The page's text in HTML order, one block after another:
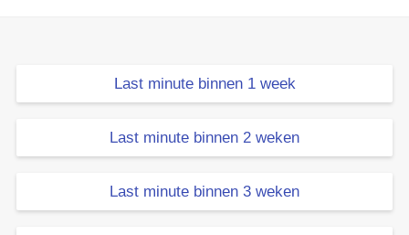
Last minute binnen 1 week
Last minute binnen 2 weken
Last minute binnen 3 weken